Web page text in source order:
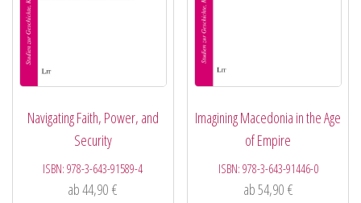
Navigating Faith, Power, and
Security
ISBN:978-3-643-91589-4
ab44,90€
Imagining Macedonia in the Age
of Empire
ISBN: 978-3-643-91446-0
ab54,90 €